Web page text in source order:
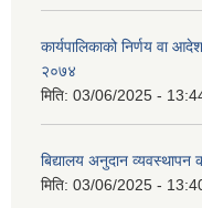
कार्यपालिकाको निर्णय वा
२०७४
मिति: 03/06/2025 -
बिद्यालय अनुदान व्यवस्थापन
मिति: 03/06/2025 -